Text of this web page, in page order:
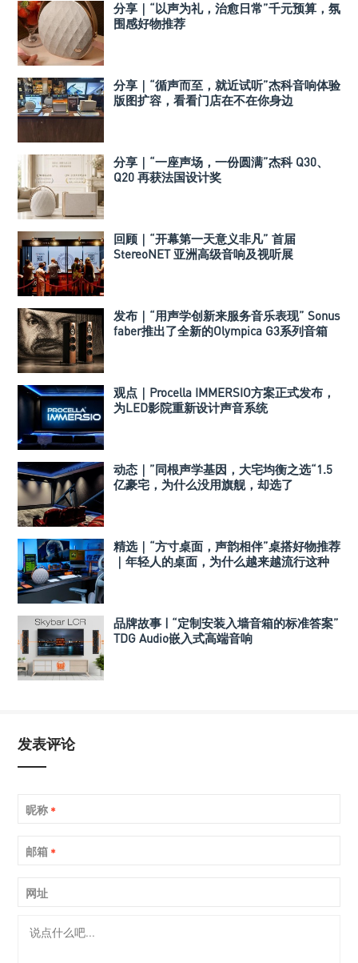
分享｜“以声为礼，治愈日常”千元预算，氛
围感好物推荐
分享｜“循声而至，就近试听”杰科音响体验
版图扩容，看看门店在不在你身边
分享｜“一座声场，一份圆满”杰科 Q30、
Q20 再获法国设计奖
回顾｜“开幕第一天意义非凡” 首届
StereoNET 亚洲高级音响及视听展
发布｜“用声学创新来服务音乐表现” Sonus
faber推出了全新的Olympica G3系列音箱
观点｜Procella IMMERSIO方案正式发布，
为LED影院重新设计声音系统
动态｜”同根声学基因，大宅均衡之选“1.5
亿豪宅，为什么没用旗舰，却选了
精选｜“方寸桌面，声韵相伴”桌搭好物推荐
｜年轻人的桌面，为什么越来越流行这种
品牌故事 | “定制安装入墙音箱的标准答案”
TDG Audio嵌入式高端音响
发表评论
昵称 *
邮箱 *
网址